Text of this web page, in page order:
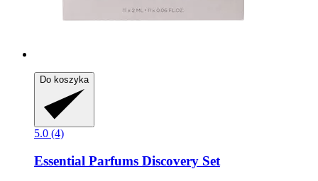
Do koszyka
5.0 (4)
Essential Parfums Discovery Set